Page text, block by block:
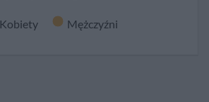
Kobiety Mężczyźni